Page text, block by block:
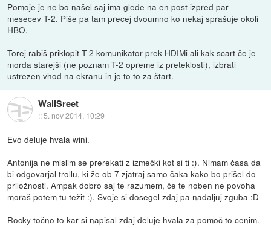
Pomoje je ne bo našel saj ima glede na en post izpred par
mesecev T-2. Piše pa tam precej dvoumno ko nekaj sprašuje okoli
HBO.
Torej rabiš priklopit T-2 komunikator prek HDIMi ali kak scart če je
morda starejši (ne poznam T-2 opreme iz preteklosti), izbrati
ustrezen vhod na ekranu in je to to za štart.
WallSreet
::5. nov 2014, 10:29
Evo deluje hvala wini.
Antonija ne mislim se prerekati z izmečki kot si ti :). Nimam časa da
bi odgovarjal trollu, ki že ob 7 zjatraj samo čaka kako bo prišel do
priložnosti. Ampak dobro saj te razumem, če te noben ne povoha
moraš potem tu težit :). Svoje si dosegel zdaj pa nadaljuj zguba :D
Rocky točno to kar si napisal zdaj deluje hvala za pomoč to cenim.